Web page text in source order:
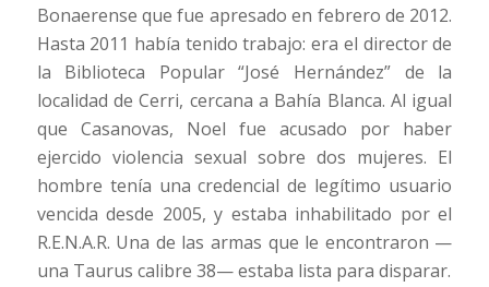
Bonaerense que fue apresado en febrero de 2012.
Hasta 2011 había tenido trabajo: era el director de
la Biblioteca Popular “José Hernández” de la
localidad de Cerri, cercana a Bahía Blanca. Al igual
que Casanovas, Noel fue acusado por haber
ejercido violencia sexual sobre dos mujeres. El
hombre tenía una credencial de legítimo usuario
vencida desde 2005, y estaba inhabilitado por el
R.E.N.A.R. Una de las armas que le encontraron —
una Taurus calibre 38— estaba lista para disparar.